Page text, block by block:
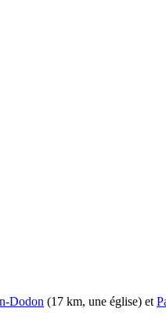
Dodon (17 km, une église) et